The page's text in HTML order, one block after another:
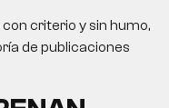
criterio y sin humo,
de publicaciones